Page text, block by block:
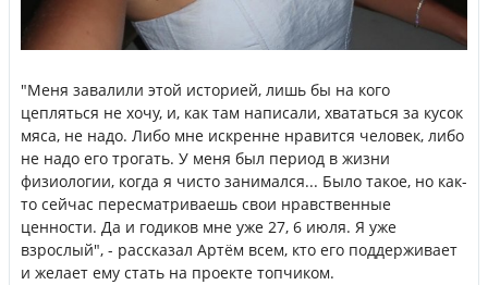
"Меня завалили этой историей, лишь бы на кого
цепляться не хочу, и, как там написали, хвататься за кусок
мяса, не надо. Либо мне искренне нравится человек, либо
не надо его трогать. У меня был период в жизни
физиологии, когда я чисто занимался... Было такое, но как-
то сейчас пересматриваешь свои нравственные
ценности. Да и годиков мне уже 27, 6 июля. Я уже
взрослый", - рассказал Артём всем, кто его поддерживает
и желает ему стать на проекте топчиком.